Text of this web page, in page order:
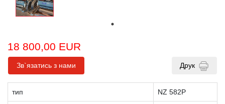
18 800,00 EUR
Зв`язатись з нами Друк
тип NZ 582P